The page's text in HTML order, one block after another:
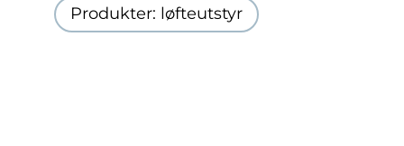
Produkter: løfteutstyr